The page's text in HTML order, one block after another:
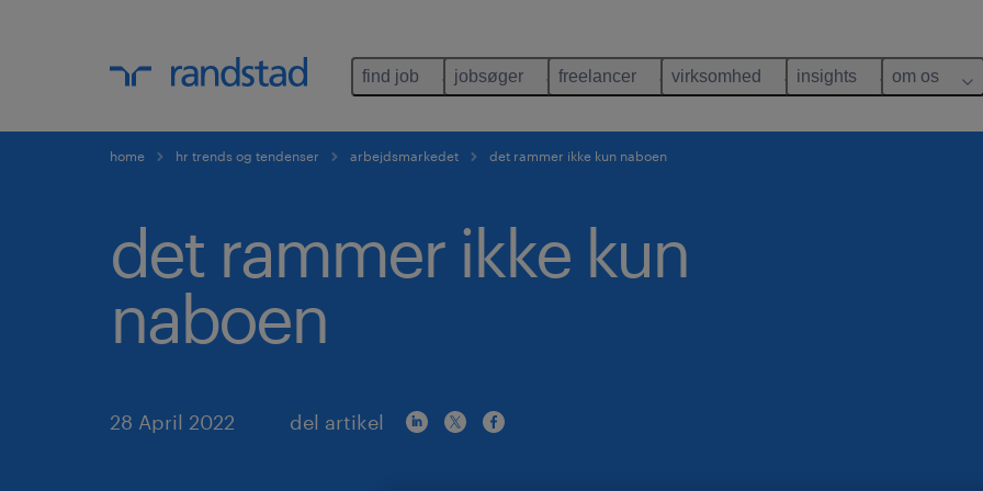
find job jobsøger freelancer virksomhed insights om os
home hr trends og tendenser arbejdsmarkedet det rammer ikke kun naboen
det rammer ikke kun
naboen
28 April 2022 del artikel